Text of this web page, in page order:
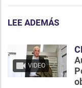
LEE ADEMÁS
VIDEO